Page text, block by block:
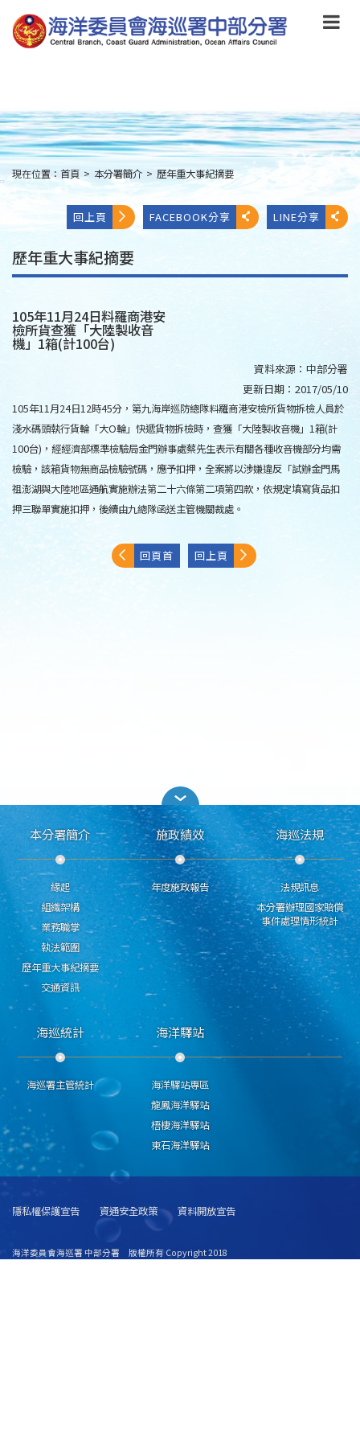
到
主
要
main
content
:::
現在位置： 首頁 > 本分署簡介 > 歷年重大事紀摘要
回上頁 FACEBOOK分享 LINE分享
歷年重大事紀摘要
105年11月24日料羅商港安
檢所貨查獲「大陸製收音
機」1箱(計100台)
資料來源： 中部分署
更新日期： 2017/05/10
105年11月24日12時45分，第九海岸巡防總隊料羅商港安檢所貨物拆檢人員於
淺水碼頭執行貨輪「大O輪」快遞貨物拆檢時，查獲「大陸製收音機」1箱(計
100台)，經經濟部標準檢驗局金門辦事處蔡先生表示有關各種收音機部分均需
檢驗，該箱貨物無商品檢驗號碼，應予扣押，全案將以涉嫌違反「試辦金門馬
祖澎湖與大陸地區通航實施辦法第二十六條第二項第四款，依規定填寫貨品扣
押三聯單實施扣押，後續由九總隊函送主管機關裁處。
回頁首 回上頁
本分署簡介
緣起
組織架構
業務職掌
執法範圍
歷年重大事紀摘要
交通資訊
施政績效
年度施政報告
海巡法規
法規訊息
本分署辦理國家賠償
事件處理情形統計
海巡統計
海巡署主管統計
海洋驛站
海洋驛站專區
龍鳳海洋驛站
梧棲海洋驛站
東石海洋驛站
隱私權保護宣告 資通安全政策 資料開放宣告
海洋委員會海巡署 中部分署 版權所有 Copyright 2018